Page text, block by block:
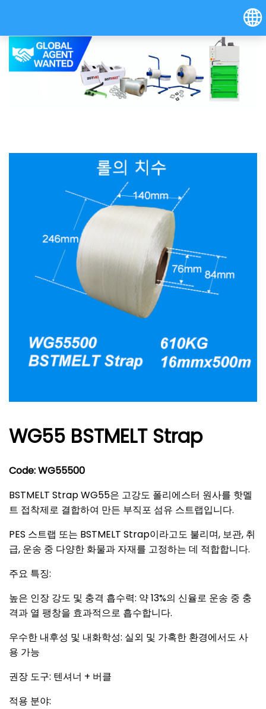
Österreich (Deutsch)
WG55 BSTMELT Strap
Code: WG55500
BSTMELT Strap WG55은 고강도 폴리에스터 원사를 핫멜
트 접착제로 결합하여 만든 부직포 섬유 스트랩입니다.
PES 스트랩 또는 BSTMELT Strap이라고도 불리며, 보관, 취
급, 운송 중 다양한 화물과 자재를 고정하는 데 적합합니다.
주요 특징:
높은 인장 강도 및 충격 흡수력: 약 13%의 신율로 운송 중 충
격과 열 팽창을 효과적으로 흡수합니다.
우수한 내후성 및 내화학성: 실외 및 가혹한 환경에서도 사
용 가능
권장 도구: 텐셔너 + 버클
적용 분야: